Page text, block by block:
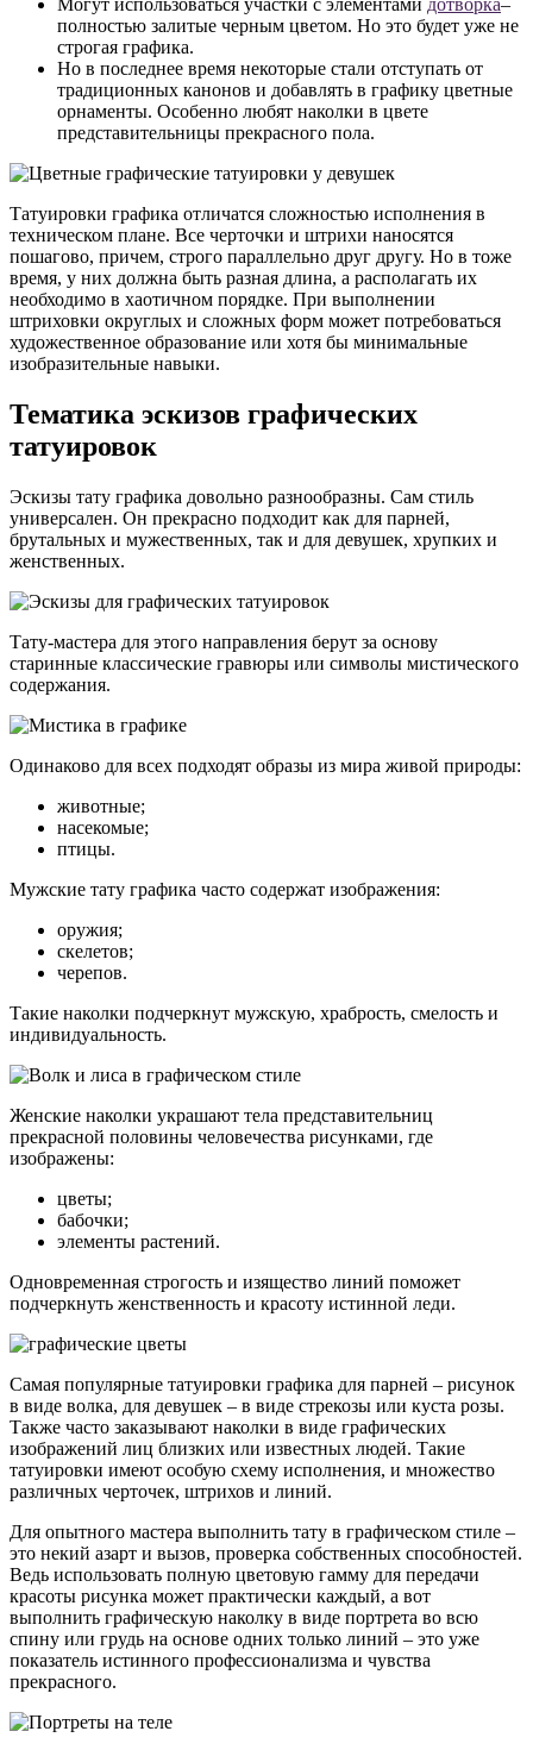
Могут использоваться участки с элементами дотворка–
полностью залитые черным цветом. Но это будет уже не
строгая графика.
Но в последнее время некоторые стали отступать от
традиционных канонов и добавлять в графику цветные
орнаменты. Особенно любят наколки в цвете
представительницы прекрасного пола.
Татуировки графика отличатся сложностью исполнения в
техническом плане. Все черточки и штрихи наносятся
пошагово, причем, строго параллельно друг другу. Но в тоже
время, у них должна быть разная длина, а располагать их
необходимо в хаотичном порядке. При выполнении
штриховки округлых и сложных форм может потребоваться
художественное образование или хотя бы минимальные
изобразительные навыки.
Тематика эскизов графических
татуировок
Эскизы тату графика довольно разнообразны. Сам стиль
универсален. Он прекрасно подходит как для парней,
брутальных и мужественных, так и для девушек, хрупких и
женственных.
Тату-мастера для этого направления берут за основу
старинные классические гравюры или символы мистического
содержания.
Одинаково для всех подходят образы из мира живой природы:
животные;
насекомые;
птицы.
Мужские тату графика часто содержат изображения:
оружия;
скелетов;
черепов.
Такие наколки подчеркнут мужскую, храбрость, смелость и
индивидуальность.
Женские наколки украшают тела представительниц
прекрасной половины человечества рисунками, где
изображены:
цветы;
бабочки;
элементы растений.
Одновременная строгость и изящество линий поможет
подчеркнуть женственность и красоту истинной леди.
Самая популярные татуировки графика для парней – рисунок
в виде волка, для девушек – в виде стрекозы или куста розы.
Также часто заказывают наколки в виде графических
изображений лиц близких или известных людей. Такие
татуировки имеют особую схему исполнения, и множество
различных черточек, штрихов и линий.
Для опытного мастера выполнить тату в графическом стиле –
это некий азарт и вызов, проверка собственных способностей.
Ведь использовать полную цветовую гамму для передачи
красоты рисунка может практически каждый, а вот
выполнить графическую наколку в виде портрета во всю
спину или грудь на основе одних только линий – это уже
показатель истинного профессионализма и чувства
прекрасного.